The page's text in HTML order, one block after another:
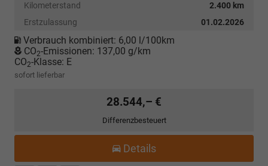
Kilometerstand
2.400 km
Erstzulassung
01.02.2026
Verbrauch kombiniert: 6,00 l/100km
CO2-Emissionen: 137,00 g/km
CO2-Klasse: E
sofort lieferbar
28.544,– €
Differenzbesteuert
Details